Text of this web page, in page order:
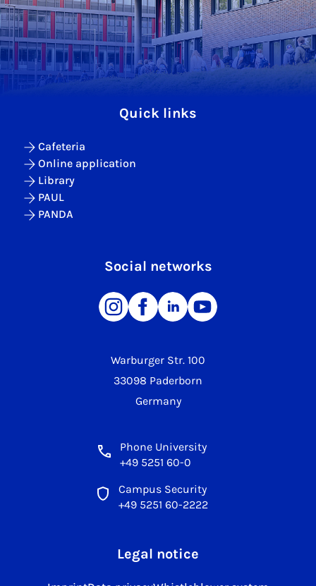
Warburger Str. 100
33098 Paderborn
Germany
Phone University
+49 5251 60-0
Campus Security
+49 5251 60-2222
Quick links
Cafeteria
Online application
Library
PAUL
PANDA
Social networks
Legal notice